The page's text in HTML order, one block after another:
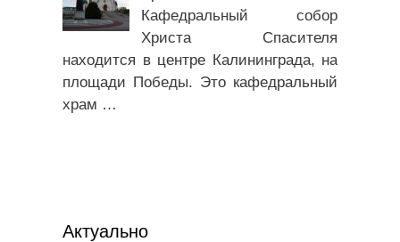
Кафедральный собор
Христа Спасителя
находится в центре Калининграда, на
площади Победы. Это кафедральный
храм …
Актуально